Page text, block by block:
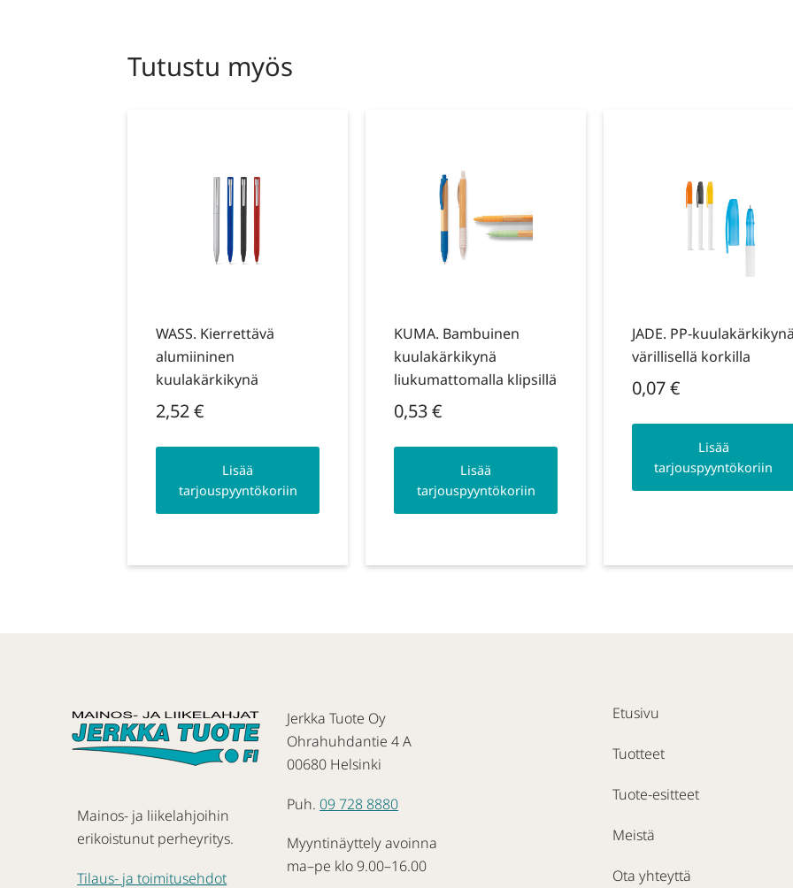
Tutustu myös
WASS. Kierrettävä
alumiininen
kuulakärkikynä
2,52€
Lisää
tarjouspyyntökoriin
KUMA. Bambuinen
kuulakärkikynä
liukumattomalla klipsillä
0,53€
Lisää
tarjouspyyntökoriin
JADE. PP-kuulakärkikynä
värillisellä korkilla
0,07€
Lisää
tarjouspyyntökoriin
Mainos- ja liikelahjoihin
erikoistunut perheyritys.
Tilaus- ja toimitusehdot
Jerkka Tuote Oy
Ohrahuhdantie 4 A
00680 Helsinki
Puh. 09 728 8880
Myyntinäyttely avoinna
ma–pe klo 9.00–16.00
Etusivu
Tuotteet
Tuote-esitteet
Meistä
Ota yhteyttä